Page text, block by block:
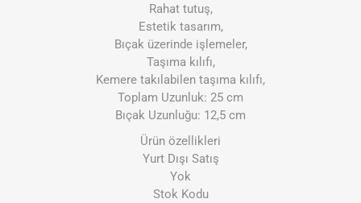
Rahat tutuş,
Estetik tasarım,
Bıçak üzerinde işlemeler,
Taşıma kılıfı,
Kemere takılabilen taşıma kılıfı,
Toplam Uzunluk: 25 cm
Bıçak Uzunluğu: 12,5 cm
Ürün özellikleri
Yurt Dışı Satış
Yok
Stok Kodu